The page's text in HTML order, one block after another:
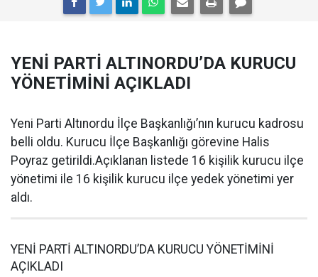
YENİ PARTİ ALTINORDU’DA KURUCU
YÖNETİMİNİ AÇIKLADI
Yeni Parti Altınordu İlçe Başkanlığı’nın kurucu kadrosu
belli oldu. Kurucu İlçe Başkanlığı görevine Halis
Poyraz getirildi.Açıklanan listede 16 kişilik kurucu ilçe
yönetimi ile 16 kişilik kurucu ilçe yedek yönetimi yer
aldı.
YENİ PARTİ ALTINORDU’DA KURUCU YÖNETİMİNİ
AÇIKLADI